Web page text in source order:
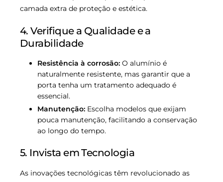
camada extra de proteção e estética.
4. Verifique a Qualidade e a
Durabilidade
Resistência à corrosão: O alumínio é
naturalmente resistente, mas garantir que a
porta tenha um tratamento adequado é
essencial.
Manutenção: Escolha modelos que exijam
pouca manutenção, facilitando a conservação
ao longo do tempo.
5. Invista em Tecnologia
As inovações tecnológicas têm revolucionado as